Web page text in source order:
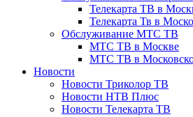
Телекарта ТВ в
Телекарта Тв в
Обслуживание МТС ТВ
МТС ТВ в Москве
МТС ТВ в
Новости
Новости Триколор ТВ
Новости НТВ Плюс
Новости Телекарта ТВ